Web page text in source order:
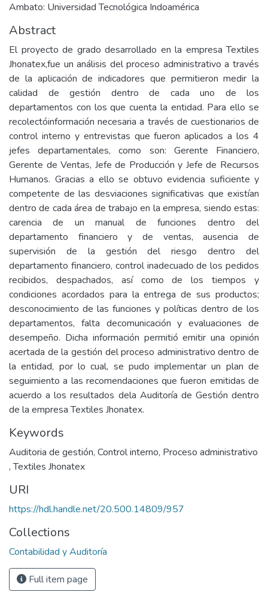
Ambato: Universidad Tecnológica Indoamérica
Abstract
El proyecto de grado desarrollado en la empresa Textiles
Jhonatex,fue un análisis del proceso administrativo a través
de la aplicación de indicadores que permitieron medir la
calidad de gestión dentro de cada uno de los
departamentos con los que cuenta la entidad. Para ello se
recolectóinformación necesaria a través de cuestionarios de
control interno y entrevistas que fueron aplicados a los 4
jefes departamentales, como son: Gerente Financiero,
Gerente de Ventas, Jefe de Producción y Jefe de Recursos
Humanos. Gracias a ello se obtuvo evidencia suficiente y
competente de las desviaciones significativas que existían
dentro de cada área de trabajo en la empresa, siendo estas:
carencia de un manual de funciones dentro del
departamento financiero y de ventas, ausencia de
supervisión de la gestión del riesgo dentro del
departamento financiero, control inadecuado de los pedidos
recibidos, despachados, así como de los tiempos y
condiciones acordados para la entrega de sus productos;
desconocimiento de las funciones y políticas dentro de los
departamentos, falta decomunicación y evaluaciones de
desempeño. Dicha información permitió emitir una opinión
acertada de la gestión del proceso administrativo dentro de
la entidad, por lo cual, se pudo implementar un plan de
seguimiento a las recomendaciones que fueron emitidas de
acuerdo a los resultados dela Auditoría de Gestión dentro
de la empresa Textiles Jhonatex.
Keywords
Auditoria de gestión, Control interno, Proceso administrativo
,Textiles Jhonatex
URI
https://hdl.handle.net/20.500.14809/957
Collections
Contabilidad y Auditoría
Full item page